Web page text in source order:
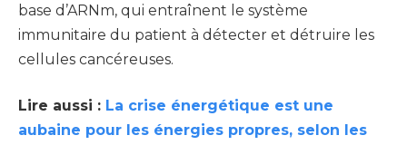
base d’ARNm, qui entraînent le système
immunitaire du patient à détecter et détruire les
cellules cancéreuses.
Lire aussi : La crise énergétique est une
aubaine pour les énergies propres, selon les